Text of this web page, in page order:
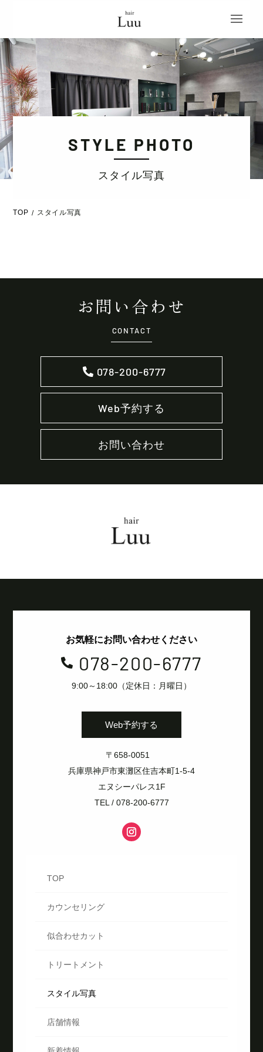
STYLE PHOTO
スタイル写真
TOP / スタイル写真
お問い合わせ
CONTACT
078-200-6777
Web予約する
お問い合わせ
お気軽にお問い合わせください
 078-200-6777
9:00～18:00（定休日：月曜日）
Web予約する
〒658-0051
兵庫県神戸市東灘区住吉本町1-5-4
エヌシーパレス1F
TEL / 078-200-6777
TOP
カウンセリング
似合わせカット
トリートメント
スタイル写真
店舗情報